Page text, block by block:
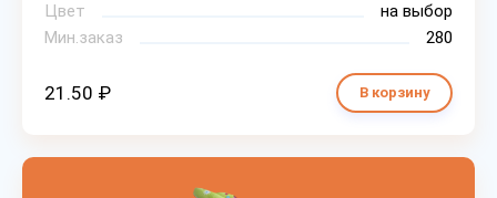
Цвет
на выбор
Мин.заказ
280
21.50 ₽ В корзину